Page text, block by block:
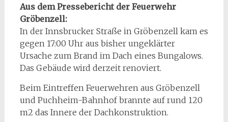
Aus dem Pressebericht der Feuerwehr
Gröbenzell:
In der Innsbrucker Straße in Gröbenzell kam es
gegen 17:00 Uhr aus bisher ungeklärter
Ursache zum Brand im Dach eines Bungalows.
Das Gebäude wird derzeit renoviert.
Beim Eintreffen Feuerwehren aus Gröbenzell
und Puchheim-Bahnhof brannte auf rund 120
m2 das Innere der Dachkonstruktion.